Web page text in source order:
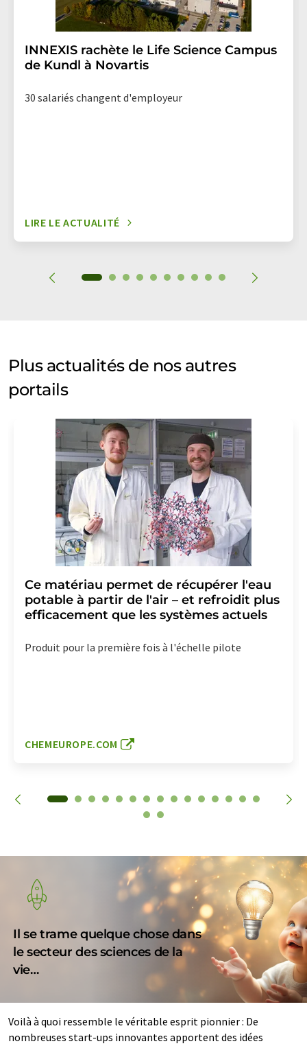
INNEXIS rachète le Life Science Campus
de Kundl à Novartis
30 salariés changent d'employeur
LIRE LE ACTUALITÉ
Plus actualités de nos autres
portails
Ce matériau permet de récupérer l'eau
potable à partir de l'air – et refroidit plus
efficacement que les systèmes actuels
Produit pour la première fois à l'échelle pilote
CHEMEUROPE.COM
Il se trame quelque chose dans
le secteur des sciences de la
vie…
Voilà à quoi ressemble le véritable esprit pionnier : De
nombreuses start-ups innovantes apportent des idées